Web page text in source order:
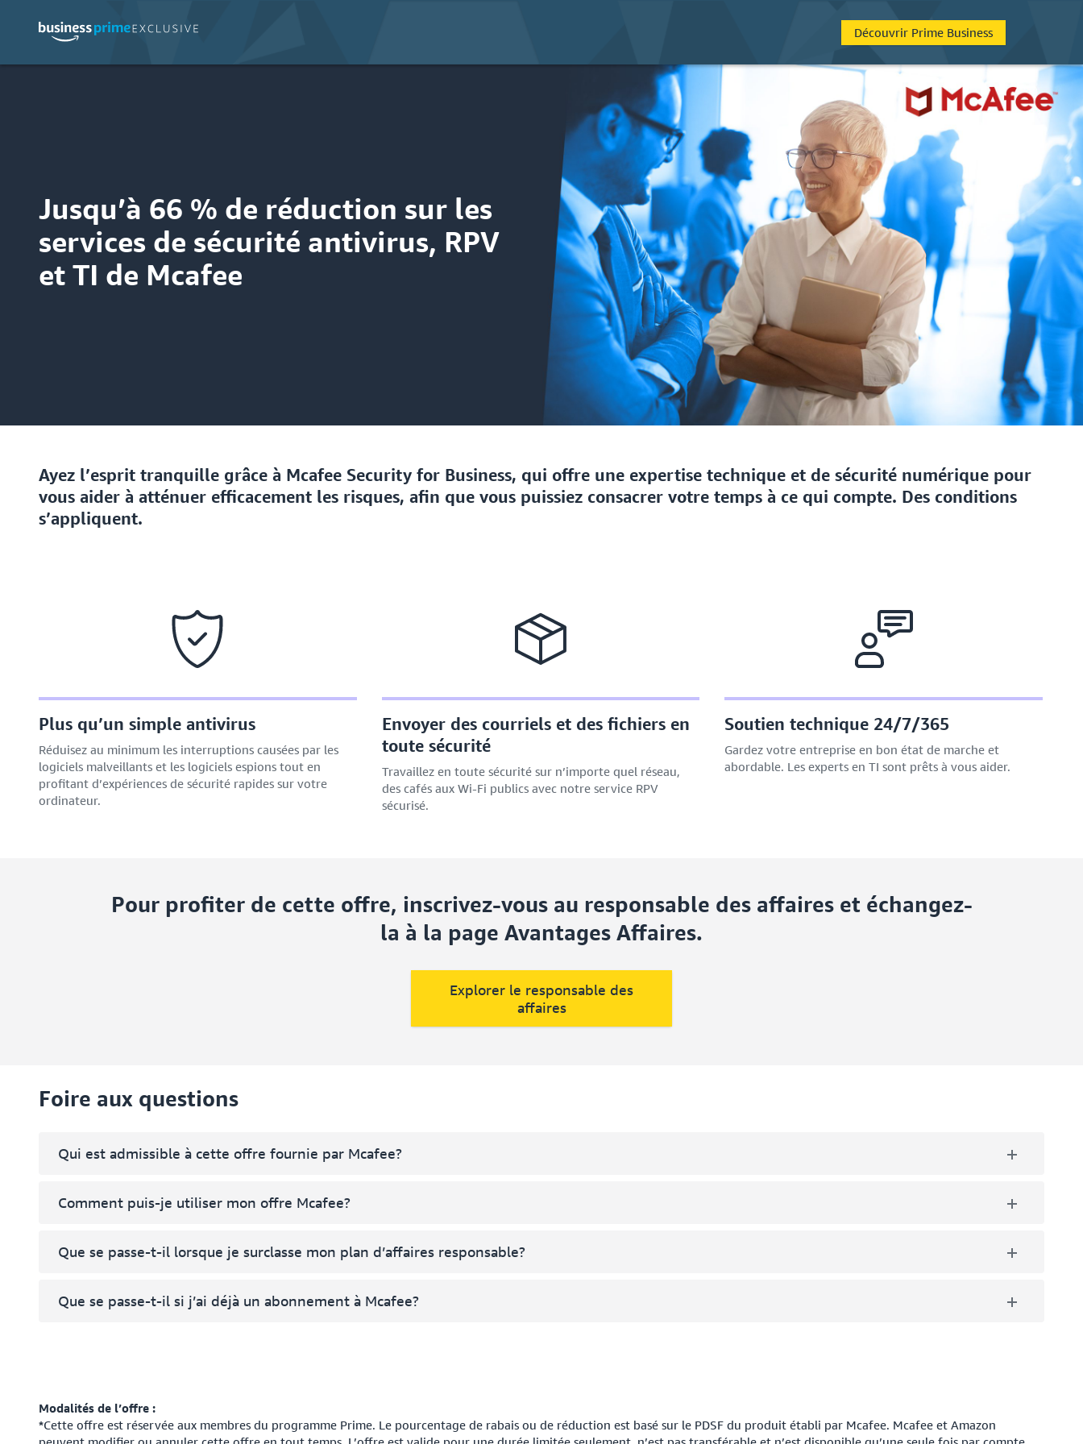
Découvrir Prime Business
Jusqu’à 66 % de réduction sur les
services de sécurité antivirus, RPV
et TI de Mcafee
Ayez l’esprit tranquille grâce à Mcafee Security for Business, qui offre une expertise technique et de sécurité numérique pour
vous aider à atténuer efficacement les risques, afin que vous puissiez consacrer votre temps à ce qui compte. Des conditions
s’appliquent.
Plus qu’un simple antivirus
Réduisez au minimum les interruptions causées par les
logiciels malveillants et les logiciels espions tout en
profitant d’expériences de sécurité rapides sur votre
ordinateur.
Envoyer des courriels et des fichiers en
toute sécurité
Travaillez en toute sécurité sur n’importe quel réseau,
des cafés aux Wi-Fi publics avec notre service RPV
sécurisé.
Soutien technique 24/7/365
Gardez votre entreprise en bon état de marche et
abordable. Les experts en TI sont prêts à vous aider.
Pour profiter de cette offre, inscrivez-vous au responsable des affaires et échangez-
la à la page Avantages Affaires.
Explorer le responsable des
affaires
Foire aux questions
Qui est admissible à cette offre fournie par Mcafee?
Comment puis-je utiliser mon offre Mcafee?
Que se passe-t-il lorsque je surclasse mon plan d’affaires responsable?
Que se passe-t-il si j’ai déjà un abonnement à Mcafee?
Modalités de l’offre :
*Cette offre est réservée aux membres du programme Prime. Le pourcentage de rabais ou de réduction est basé sur le PDSF du produit établi par Mcafee. Mcafee et Amazon